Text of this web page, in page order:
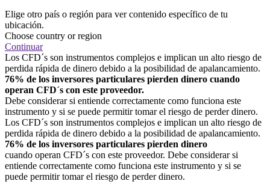
Elige otro país o región para ver contenido específico de tu
ubicación.
Choose country or region
Continuar
Los CFD´s son instrumentos complejos e implican un alto riesgo de
perdida rápida de dinero debido a la posibilidad de apalancamiento.
76% de los inversores particulares pierden dinero cuando
operan CFD´s con este proveedor.
Debe considerar si entiende correctamente como funciona este
instrumento y si se puede permitir tomar el riesgo de perder dinero.
Los CFD´s son instrumentos complejos e implican un alto riesgo de
perdida rápida de dinero debido a la posibilidad de apalancamiento.
76% de los inversores particulares pierden dinero
cuando operan CFD´s con este proveedor. Debe considerar si
entiende correctamente como funciona este instrumento y si se
puede permitir tomar el riesgo de perder dinero.